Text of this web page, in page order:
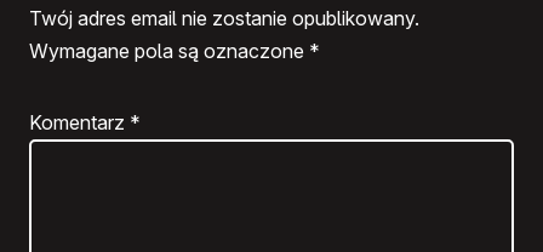
Twój adres email nie zostanie opublikowany.
Wymagane pola są oznaczone *
Komentarz *